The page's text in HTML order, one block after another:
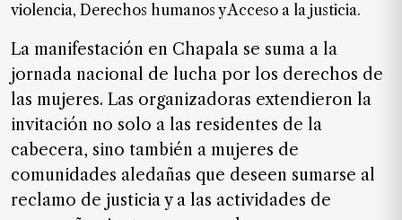
Donativos
Videos
Hemeroteca
de
noticias
FAQ
violencia, Derechos humanos y Acceso a la justicia.
La manifestación en Chapala se suma a la
jornada nacional de lucha por los derechos de
las mujeres. Las organizadoras extendieron la
invitación no solo a las residentes de la
cabecera, sino también a mujeres de
comunidades aledañas que deseen sumarse al
reclamo de justicia y a las actividades de